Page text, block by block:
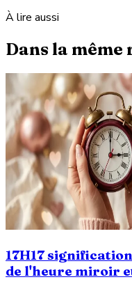
À lire aussi
Dans la
17H17
de l'heure miroir